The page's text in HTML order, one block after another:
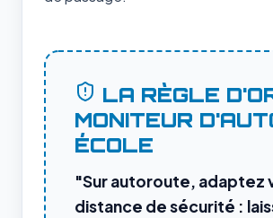
LA RÈGLE
MONITEUR
ÉCOLE
"Sur autoroute, adaptez
distance de sécurité :